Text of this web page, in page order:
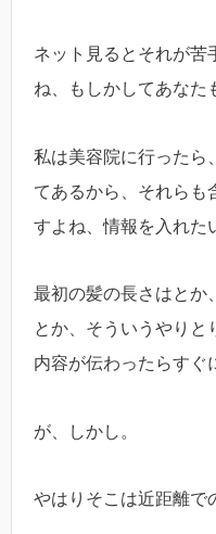
ネット見るとそれが苦
ね、もしかしてあなた
私は美容院に行ったら
てあるから、それらも
すよね、情報を入れた
最初の髪の長さはとか
とか、そういうやりと
内容が伝わったらすぐ
が、しかし。
やはりそこは近距離で